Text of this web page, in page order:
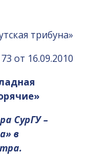
трибуна»
от 16.09.2010
СурГУ –
в